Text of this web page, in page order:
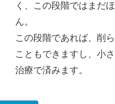
く、 この段階ではまだ
ん。
この段階であれば、削
こともできますし、小
治療で済みます。